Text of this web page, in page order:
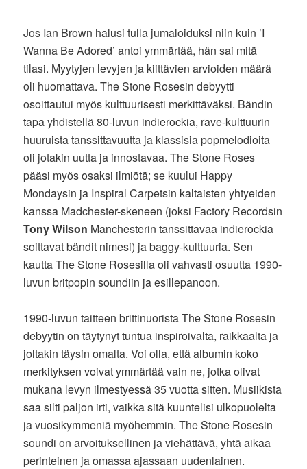
Jos Ian Brown halusi tulla jumaloiduksi niin kuin ’I
Wanna Be Adored’ antoi ymmärtää, hän sai mitä
tilasi. Myytyjen levyjen ja kiittävien arvioiden määrä
oli huomattava. The Stone Rosesin debyytti
osoittautui myös kulttuurisesti merkittäväksi. Bändin
tapa yhdistellä 80-luvun indierockia, rave-kulttuurin
huuruista tanssittavuutta ja klassisia popmelodioita
oli jotakin uutta ja innostavaa. The Stone Roses
pääsi myös osaksi ilmiötä; se kuului Happy
Mondaysin ja Inspiral Carpetsin kaltaisten yhtyeiden
kanssa Madchester-skeneen (joksi Factory Recordsin
Tony Wilson Manchesterin tanssittavaa indierockia
soittavat bändit nimesi) ja baggy-kulttuuria. Sen
kautta The Stone Rosesilla oli vahvasti osuutta 1990-
luvun britpopin soundiin ja esillepanoon.
1990-luvun taitteen brittinuorista The Stone Rosesin
debyytin on täytynyt tuntua inspiroivalta, raikkaalta ja
joltakin täysin omalta. Voi olla, että albumin koko
merkityksen voivat ymmärtää vain ne, jotka olivat
mukana levyn ilmestyessä 35 vuotta sitten. Musiikista
saa silti paljon irti, vaikka sitä kuuntelisi ulkopuolelta
ja vuosikymmeniä myöhemmin. The Stone Rosesin
soundi on arvoituksellinen ja viehättävä, yhtä aikaa
perinteinen ja omassa ajassaan uudenlainen.